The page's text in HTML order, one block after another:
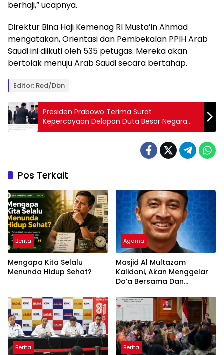
berhaji,” ucapnya.
Direktur Bina Haji Kemenag RI Musta’in Ahmad
mengatakan, Orientasi dan Pembekalan PPIH Arab
Saudi ini diikuti oleh 535 petugas. Mereka akan
bertolak menuju Arab Saudi secara bertahap.
Editor: Red/dbn
Presiden Prabowo Terima Surat
Kepercayaan Delapan Duta Besar Negara
Sahabat di Istana Merdeka
Pos Terkait
Berita
Mengapa Kita Selalu
Menunda Hidup Sehat?
Agama
Masjid Al Multazam
Kalidoni, Akan Menggelar
Do’a Bersama Dan
RI Ke-81 Dengan
Pembicara Ustadz Qoim
Nur’aini M.Pd
Berita Berita